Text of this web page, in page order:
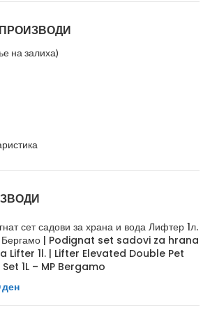
на залиха)
сет садови за храна и вода Лифтер 1л.
| Podignat set sadovi za hrana
Lifter 1l. | Lifter Elevated Double Pet
1L – MP Bergamo
ден